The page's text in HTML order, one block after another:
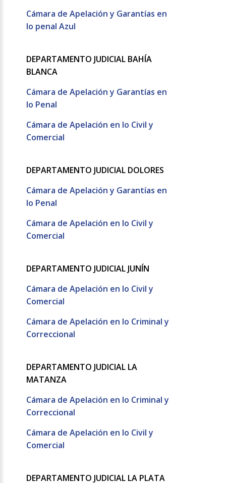
Cámara de Apelación y Garantías en
lo penal Azul
DEPARTAMENTO JUDICIAL BAHÍA
BLANCA
Cámara de Apelación y Garantías en
lo Penal
Cámara de Apelación en lo Civil y
Comercial
DEPARTAMENTO JUDICIAL DOLORES
Cámara de Apelación y Garantías en
lo Penal
Cámara de Apelación en lo Civil y
Comercial
DEPARTAMENTO JUDICIAL JUNÍN
Cámara de Apelación en lo Civil y
Comercial
Cámara de Apelación en lo Criminal y
Correccional
DEPARTAMENTO JUDICIAL LA
MATANZA
Cámara de Apelación en lo Criminal y
Correccional
Cámara de Apelación en lo Civil y
Comercial
DEPARTAMENTO JUDICIAL LA PLATA